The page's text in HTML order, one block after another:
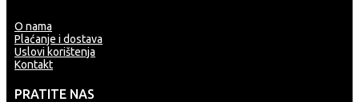
O nama
Plaćanje i dostava
Uslovi korištenja
Kontakt
PRATITE NAS